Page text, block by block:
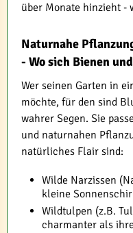
über Monate hinzieht -
Naturnahe
- Wo sich Bienen
Wer seinen Garten in
möchte, für den sind
wahrer Segen. Sie
und naturnahen
natürliches Flair sind:
Wilde Narzissen
kleine
Wildtulpen (z.B.
charmanter als